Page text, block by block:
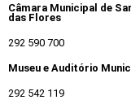
Câmara Municipal de
das Flores
292 590 700
Museu e Auditório
292 542 119